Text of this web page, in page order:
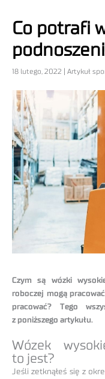
Co potrafi
18 lutego, 2022 | Artykuł
Czym są wózki
roboczej mogą
pracować? Tego
z poniższego artykułu.
Wózek
to jest?
Jeśli zetknąłeś się z